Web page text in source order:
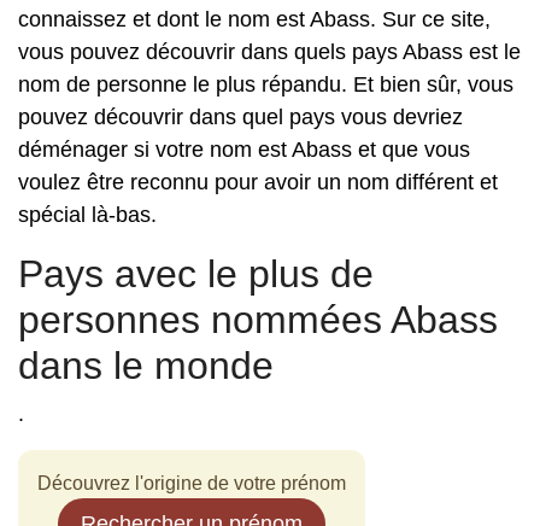
connaissez et dont le nom est Abass. Sur ce site,
vous pouvez découvrir dans quels pays Abass est le
nom de personne le plus répandu. Et bien sûr, vous
pouvez découvrir dans quel pays vous devriez
déménager si votre nom est Abass et que vous
voulez être reconnu pour avoir un nom différent et
spécial là-bas.
Pays avec le plus de
personnes nommées Abass
dans le monde
.
Découvrez l'origine de votre prénom